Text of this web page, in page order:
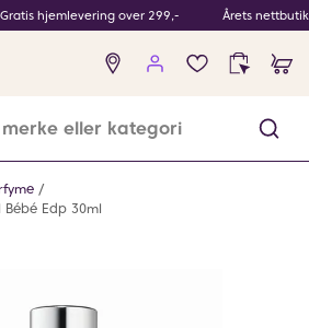
Gratis hjemlevering over 299,- Årets
Ingen
produkter
Edp 30ml